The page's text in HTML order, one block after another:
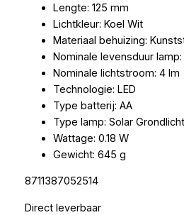
Lengte: 125 mm
Lichtkleur: Koel Wit
Materiaal behuizing:
Nominale levensduur
Nominale lichtstroom: 4 lm
Technologie: LED
Type batterij: AA
Type lamp: Solar Grondlicht
Wattage: 0.18 W
Gewicht: 645 g
8711387052514
Direct leverbaar